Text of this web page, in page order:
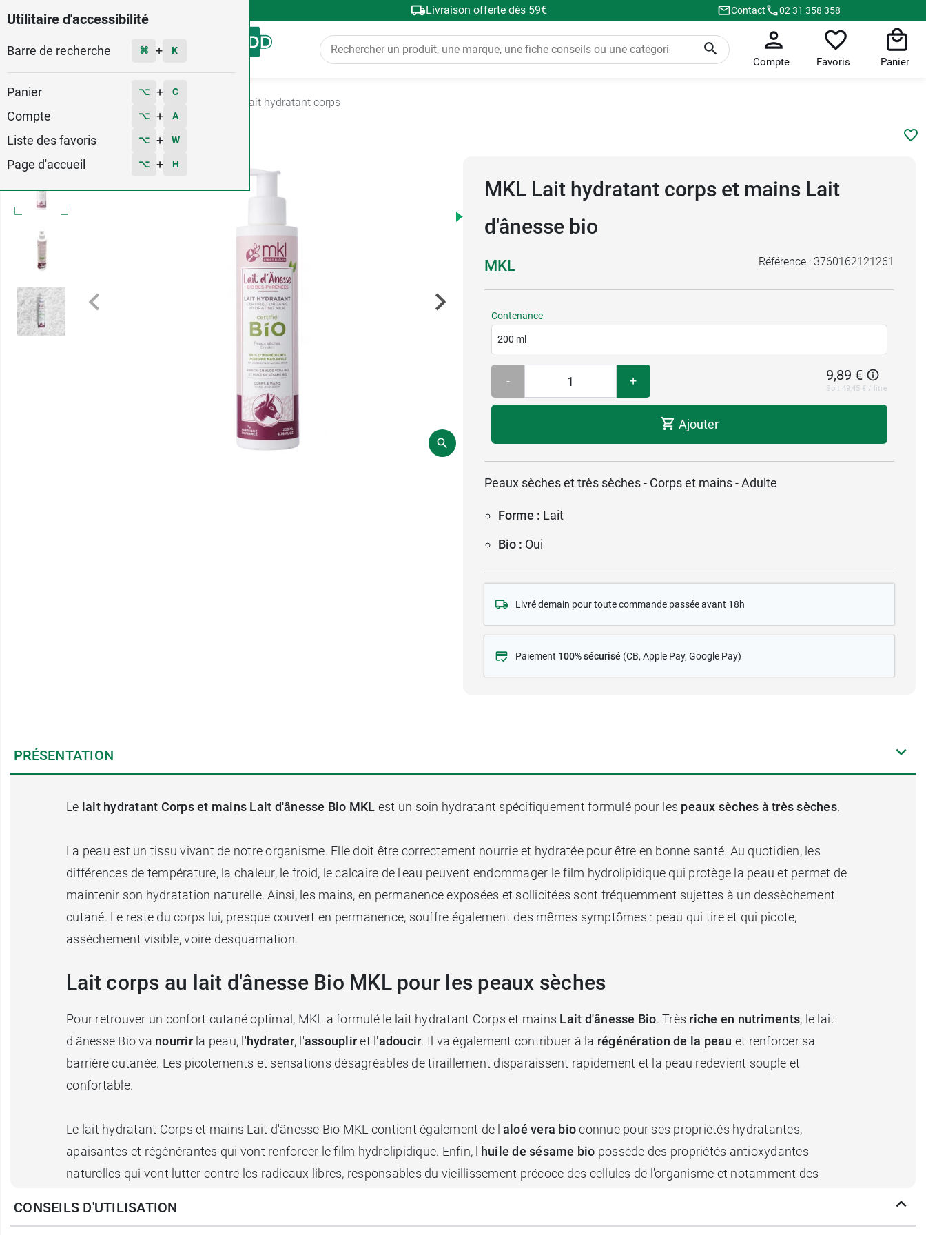
Utilitaire d'accessibilité
Barre de recherche ⌘ + K
Panier ⌥ + C
Compte ⌥ + A
Liste des favoris ⌥ + W
Page d'accueil ⌥ + H
Livraison offerte dès 59€ Contact 02 31 358 358
Menu
Compte Favoris Panier
Lait hydratant corps
1
MKL Lait hydratant corps et mains Lait
d'ânesse bio
MKL Référence : 3760162121261
Contenance
200 ml
- + 9,89 €
Soit 49,45 € / litre
Ajouter
Peaux sèches et très sèches - Corps et mains - Adulte
Forme : Lait
Bio : Oui
Livré demain pour toute commande passée avant 18h
Paiement 100% sécurisé (CB, Apple Pay, Google Pay)
PRÉSENTATION
Le lait hydratant Corps et mains Lait d'ânesse Bio MKL est un soin hydratant spécifiquement formulé pour les peaux sèches à très sèches.
La peau est un tissu vivant de notre organisme. Elle doit être correctement nourrie et hydratée pour être en bonne santé. Au quotidien, les
différences de température, la chaleur, le froid, le calcaire de l'eau peuvent endommager le film hydrolipidique qui protège la peau et permet de
maintenir son hydratation naturelle. Ainsi, les mains, en permanence exposées et sollicitées sont fréquemment sujettes à un dessèchement
cutané. Le reste du corps lui, presque couvert en permanence, souffre également des mêmes symptômes : peau qui tire et qui picote,
assèchement visible, voire desquamation.
Lait corps au lait d'ânesse Bio MKL pour les peaux sèches
Pour retrouver un confort cutané optimal, MKL a formulé le lait hydratant Corps et mains Lait d'ânesse Bio. Très riche en nutriments, le lait
d'ânesse Bio va nourrirla peau, l'hydrater, l'assoupliret l'adoucir. Il va également contribuer à la régénération de la peau et renforcer sa
barrière cutanée. Les picotements et sensations désagréables de tiraillement disparaissent rapidement et la peau redevient souple et
confortable.
Le lait hydratant Corps et mains Lait d'ânesse Bio MKL contient également de l'aloé vera bioconnue pour ses propriétés hydratantes,
apaisantes et régénérantes qui vont renforcer le film hydrolipidique. Enfin, l'huile de sésame bio possède des propriétés antioxydantes
naturelles qui vont lutter contre les radicaux libres, responsables du vieillissement précoce des cellules de l'organisme et notamment des
CONSEILS D'UTILISATION